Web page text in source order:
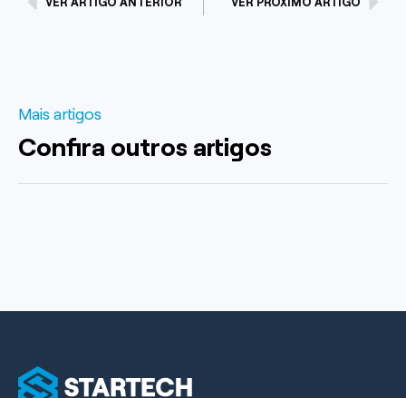
Mais artigos
Confira outros artigos